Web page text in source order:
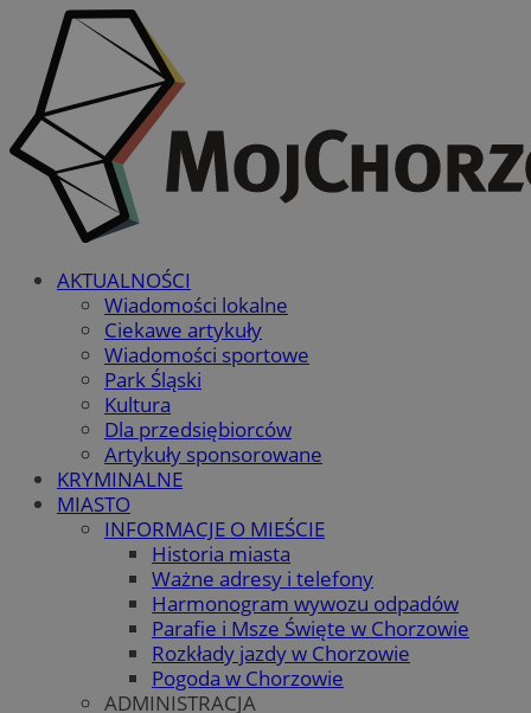
AKTUALNOŚCI
Wiadomości lokalne
Ciekawe artykuły
Wiadomości sportowe
Park Śląski
Kultura
Dla przedsiębiorców
Artykuły sponsorowane
KRYMINALNE
MIASTO
INFORMACJE O MIEŚCIE
Historia miasta
Ważne adresy i telefony
Harmonogram wywozu odpadów
Parafie i Msze Święte w Chorzowie
Rozkłady jazdy w Chorzowie
Pogoda w Chorzowie
ADMINISTRACJA